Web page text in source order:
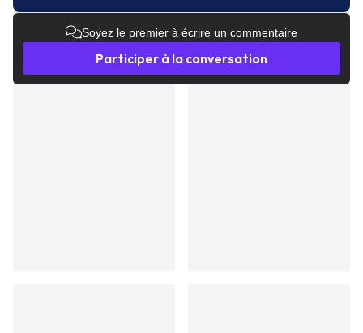
Soyez le premier à écrire un commentaire
Participer à la conversation